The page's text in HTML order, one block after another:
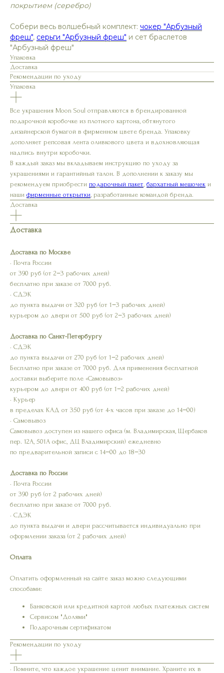
покрытием (серебро)
Собери весь волшебный комплект: чокер "Арбузный
фреш", серьги "Арбузный фреш" и сет браслетов
"Арбузный фреш"
Упаковка
Доставка
Рекомендации по уходу
Упаковка
Все украшения Moon Soul отправляются в брендированной
подарочной коробочке из плотного картона, обтянутого
дизайнерской бумагой в фирменном цвете бренда. Упаковку
дополняет репсовая лента оливкового цвета и вдохновляющая
надпись внутри коробочки.
В каждый заказ мы вкладываем инструкцию по уходу за
украшениями и гарантийный талон. В дополнении к заказу мы
рекомендуем приобрести подарочный пакет бархатный мешочек и
наши фирменные открытки , разработанные командой бренда.
Доставка
Доставка
Доставка по Москве
• Почта России
от 390 руб (от 2−3 рабочих дней)
бесплатно при заказе от 7000 руб.
• СДЭК
до пункта выдачи от 320 руб (от 1−3 рабочих дней)
курьером до двери от 500 руб (от 2−3 рабочих дней)
Доставка по Санкт-Петербургу
• СДЭК
до пункта выдачи от 270 руб (от 1−2 рабочих дней)
Бесплатно при заказе от 7000 руб. Для применения бесплатной
доставки выберите поле «Самовывоз»
курьером до двери от 400 руб (от 1−2 рабочих дней)
• Курьер
в пределах КАД от 350 руб (от 4-х часов при заказе до 14−00)
• Самовывоз
Самовывоз доступен из нашего офиса (м. Владимирская, Щербаков
пер. 12А, 501А офис, ДЦ Владимирский) ежедневно
по предварительной записи с 14−00 до 18−30
Доставка по России
• Почта России
от 390 руб (от 2 рабочих дней)
бесплатно при заказе от 7000 руб.
• СДЭК
до пункта выдачи и двери рассчитывается индивидуально при
оформлении заказа (от 2 рабочих дней)
Оплата
Оплатить оформленный на сайте заказ можно следующими
способами:
Банковской или кредитной картой любых платежных систем
Сервисом "Долями"
Подарочным сертификатом
Рекомендации по уходу
• Помните, что каждое украшение ценит внимание. Храните их в